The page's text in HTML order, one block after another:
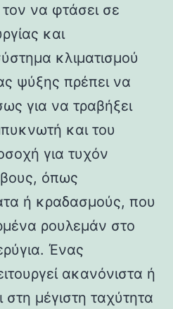
τον να φτάσει σε
και
κλιματισμού
ψύξης πρέπει να
για να τραβήξει
και του
για τυχόν
όπως
ή κραδασμούς, που
ρουλεμάν στο
Ένας
ακανόνιστα ή
στη μέγιστη ταχύτητα